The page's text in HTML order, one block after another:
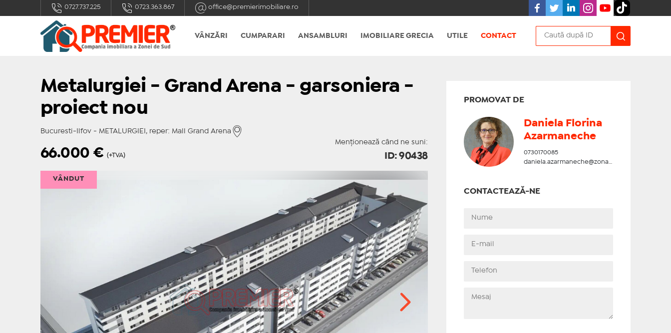
0727.737.225 0723.363.867 office@premierimobiliare.ro
VÂNZĂRI CUMPARARI ANSAMBLURI IMOBILIARE GRECIA UTILE CONTACT
Metalurgiei - Grand Arena - garsoniera -
proiect nou
Bucuresti-Ilfov - METALURGIEI, reper: Mall Grand Arena
Menționează când ne suni:
66.000€ (+TVA) ID: 90438
VÂNDUT
PROMOVAT DE
Daniela Florina
Azarmaneche
0730170085
CONTACTEAZĂ-NE